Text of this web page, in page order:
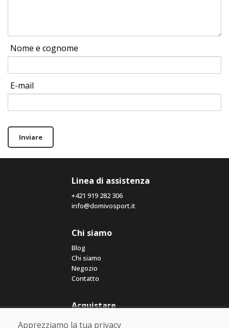
Nome e cognome
E-mail
Inviare
Linea di assistenza
+421 919 282 306
info@domivosport.it
Chi siamo
Blog
Chi siamo
Negozio
Contatto
Acquistare
Negozio online
Apprezziamo la tua privacy